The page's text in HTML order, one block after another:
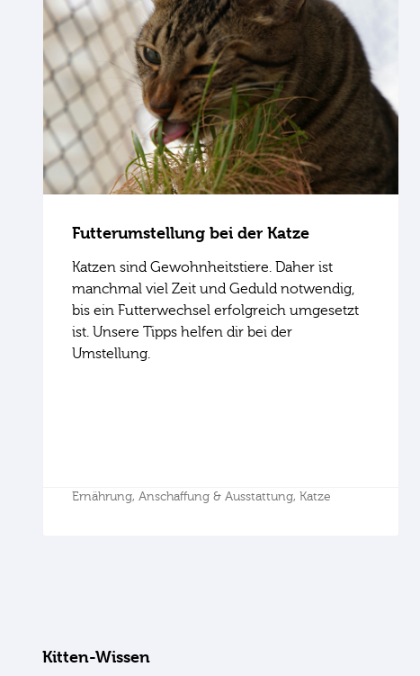
Futterumstellung bei der Katze
Katzen sind Gewohnheitstiere. Daher ist
manchmal viel Zeit und Geduld notwendig,
bis ein Futterwechsel erfolgreich umgesetzt
ist. Unsere Tipps helfen dir bei der
Umstellung.
Ernährung, Anschaffung & Ausstattung, Katze
Kitten-Wissen